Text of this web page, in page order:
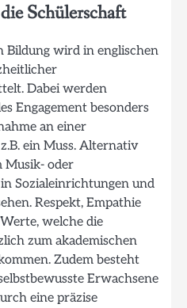
Schülerschaft
Bildung wird in englischen
Dabei werden
Engagement besonders
an einer
ein Muss. Alternativ
Musik- oder
Sozialeinrichtungen und
Respekt, Empathie
welche die
zum akademischen
Zudem besteht
Erwachsene
eine präzise